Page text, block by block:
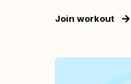
Join workout